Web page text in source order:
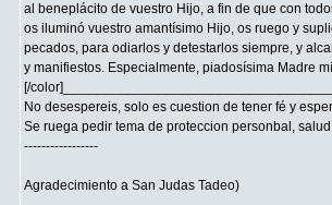
al beneplácito de vuestro Hijo, a fin de que con
os iluminó vuestro amantísimo Hijo, os ruego y
pecados, para odiarlos y detestarlos siempre, y
y manifiestos. Especialmente, piadosísima Madre
[/
No desespereis, solo es cuestion de tener fé y
Se ruega pedir tema de proteccion personbal,
-----------------
Agradecimiento a San Judas Tadeo)